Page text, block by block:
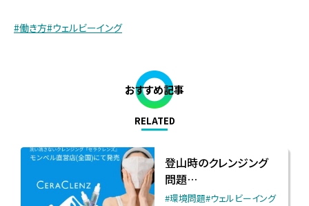
#働き方#ウェルビーイング
おすすめ記事
RELATED
登山時のクレンジング
問題…
#環境問題#ウェルビーイング